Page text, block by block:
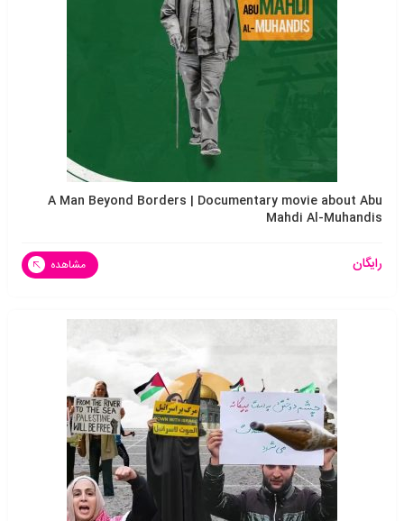
A Man Beyond Borders | Documentary movie about Abu
Mahdi Al-Muhandis
رایگان مشاهده